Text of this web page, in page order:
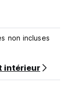
non incluses
intérieur